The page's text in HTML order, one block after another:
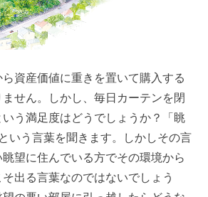
資産価値に重きを置いて購入する
せん。しかし、毎日カーテンを閉
う満足度はどうでしょうか？「眺
いう言葉を聞きます。しかしその言
望に住んでいる方でその環境から
出る言葉なのではないでしょう